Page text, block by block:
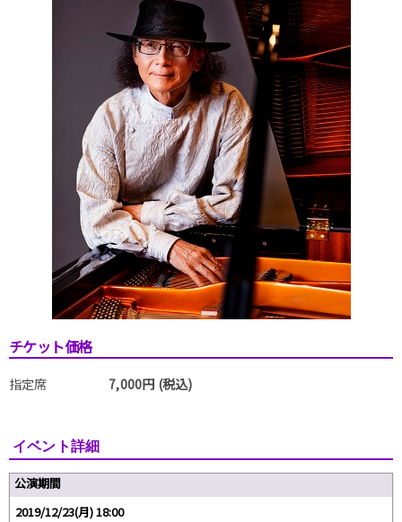
チケット価格
指定席 7,000円 (税込)
イベント詳細
公演期間
2019/12/23(月) 18:00